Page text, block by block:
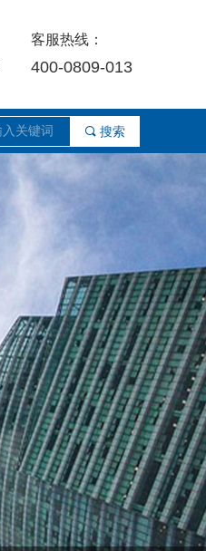
끠 搜索
客服热线：
400-0809-013